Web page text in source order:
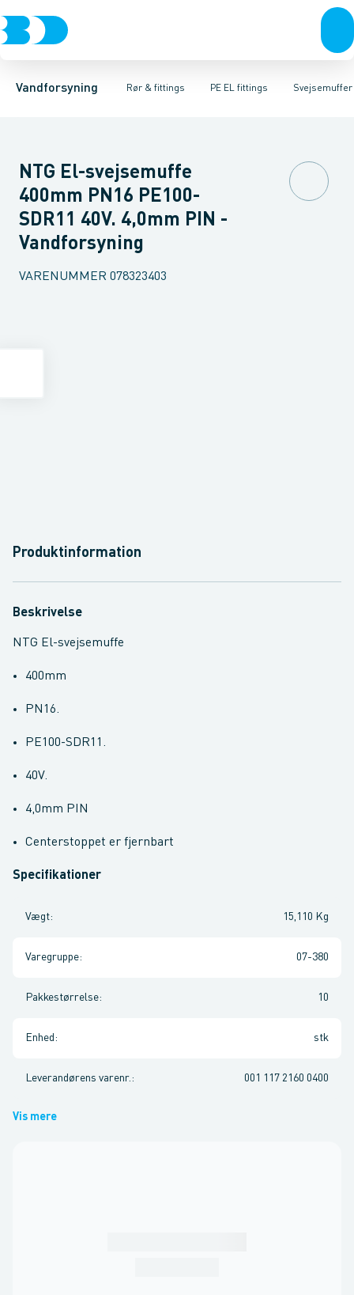
Vandforsyning Rør & fittings
Rør & fittingsKoblinger & anboringerMuffer, klemmer &
PE EL fittings
PE rørPE EL fittingsPE fittings Duktiljern fittings Svejsemuffer
VinklerT-stykker SvejsemufferReduktionerAnboringssadler-
NTG El-svejsemuffe
400mm PN16 PE100-
SDR11 40V. 4,0mm PIN -
Vandforsyning
VARENUMMER 078323403
Produktinformation
Beskrivelse
NTG El-svejsemuffe
400mm
PN16.
PE100-SDR11.
40V.
4,0mm PIN
Centerstoppet er fjernbart
Specifikationer
Vægt: 15,110 Kg
Varegruppe: 07-380
Pakkestørrelse: 10
Enhed : stk
Leverandørens varenr. : 001 117 2160 0400
Vis mere